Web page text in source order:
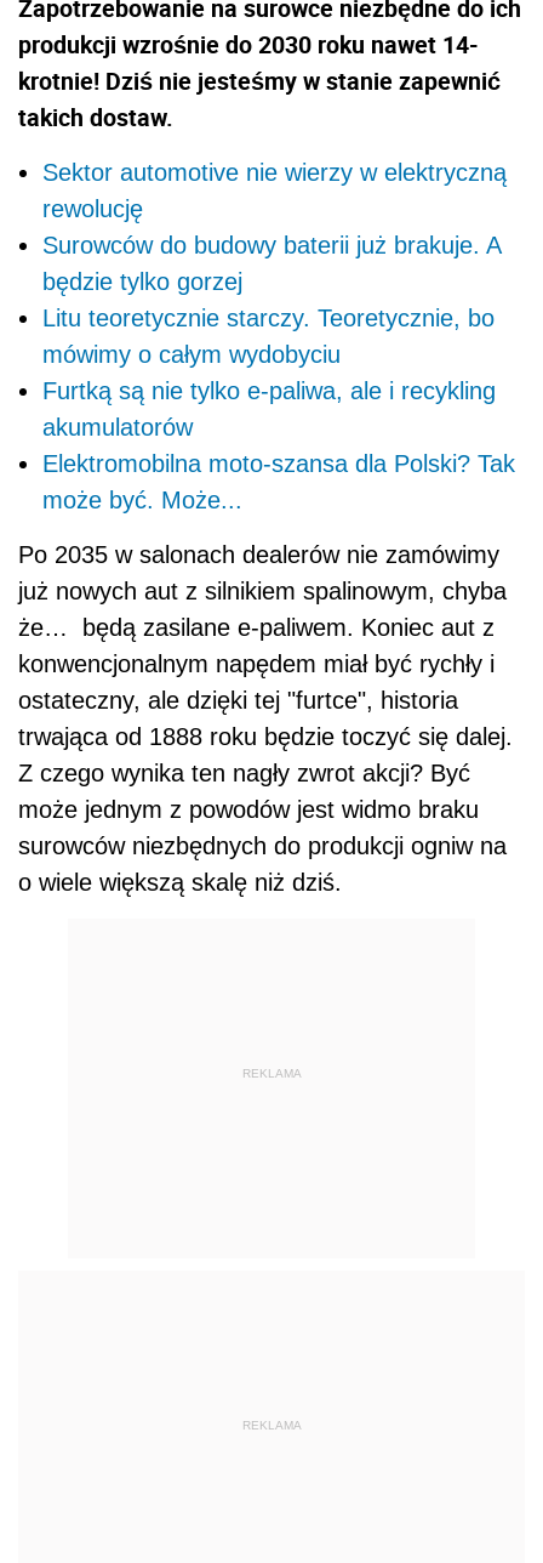
Zapotrzebowanie na surowce niezbędne do ich
produkcji wzrośnie do 2030 roku nawet 14-
krotnie! Dziś nie jesteśmy w stanie zapewnić
takich dostaw.
Sektor automotive nie wierzy w elektryczną
rewolucję
Surowców do budowy baterii już brakuje. A
będzie tylko gorzej
Litu teoretycznie starczy. Teoretycznie, bo
mówimy o całym wydobyciu
Furtką są nie tylko e-paliwa, ale i recykling
akumulatorów
Elektromobilna moto-szansa dla Polski? Tak
może być. Może...
Po 2035 w salonach dealerów nie zamówimy
już nowych aut z silnikiem spalinowym, chyba
że… będą zasilane e-paliwem. Koniec aut z
konwencjonalnym napędem miał być rychły i
ostateczny, ale dzięki tej "furtce", historia
trwająca od 1888 roku będzie toczyć się dalej.
Z czego wynika ten nagły zwrot akcji? Być
może jednym z powodów jest widmo braku
surowców niezbędnych do produkcji ogniw na
o wiele większą skalę niż dziś.
REKLAMA
REKLAMA